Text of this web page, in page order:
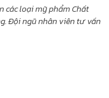
các loại mỹ phẩm Chất
Đội ngũ nhân viên tư vấn